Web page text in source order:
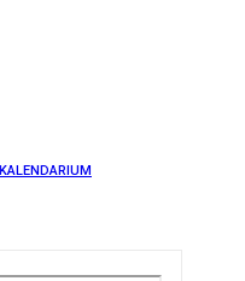
KALENDARIUM